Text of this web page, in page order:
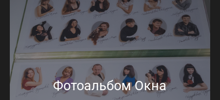
Фотоальбом Окна